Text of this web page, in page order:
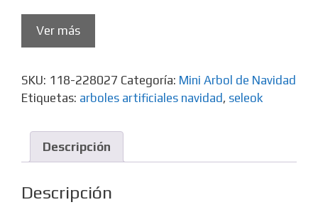
Ver más
SKU: 118-228027 Categoría: Mini Arbol de Navidad
Etiquetas: arboles artificiales navidad , seleok
Descripción
Descripción